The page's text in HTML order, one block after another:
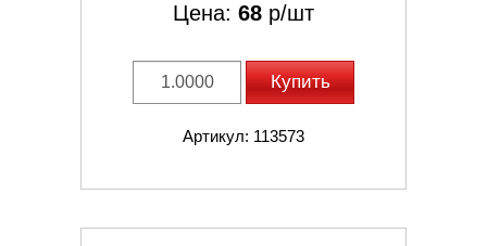
Цена: 68 р/шт
Купить
Артикул: 113573